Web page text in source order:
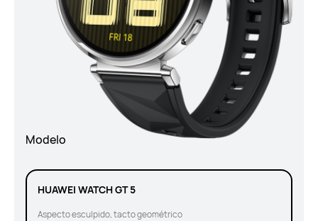
Modelo
HUAWEI WATCH GT 5
Aspecto esculpido, tacto geométrico